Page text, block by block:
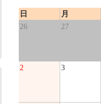
日 月
26
27
2 3